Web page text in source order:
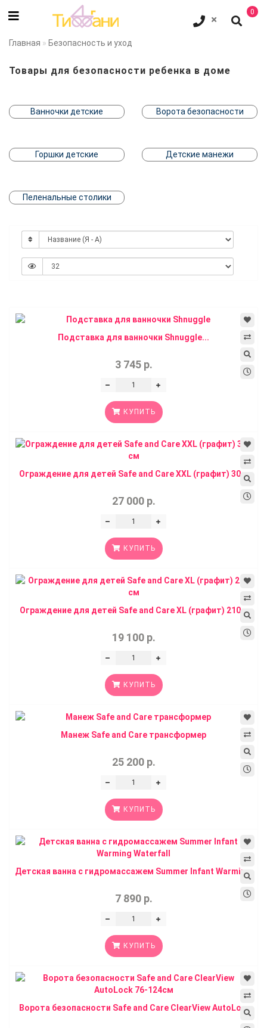
0
Главная Безопасность и уход
Товары для безопасности ребенка в доме
Ванночки детские Ворота безопасности
Горшки детские Детские манежи
Пеленальные столики
Подставка для ванночки Shnuggle...
3 745 р.
КУПИТЬ
Ограждение для детей Safe and Care XXL (графит) 30...
27 000 р.
КУПИТЬ
Ограждение для детей Safe and Care XL (графит) 210...
19 100 р.
КУПИТЬ
Манеж Safe and Care трансформер
25 200 р.
КУПИТЬ
Детская ванна с гидромассажем Summer Infant Warmin...
7 890 р.
КУПИТЬ
Ворота безопасности Safe and Care ClearView AutoLo...